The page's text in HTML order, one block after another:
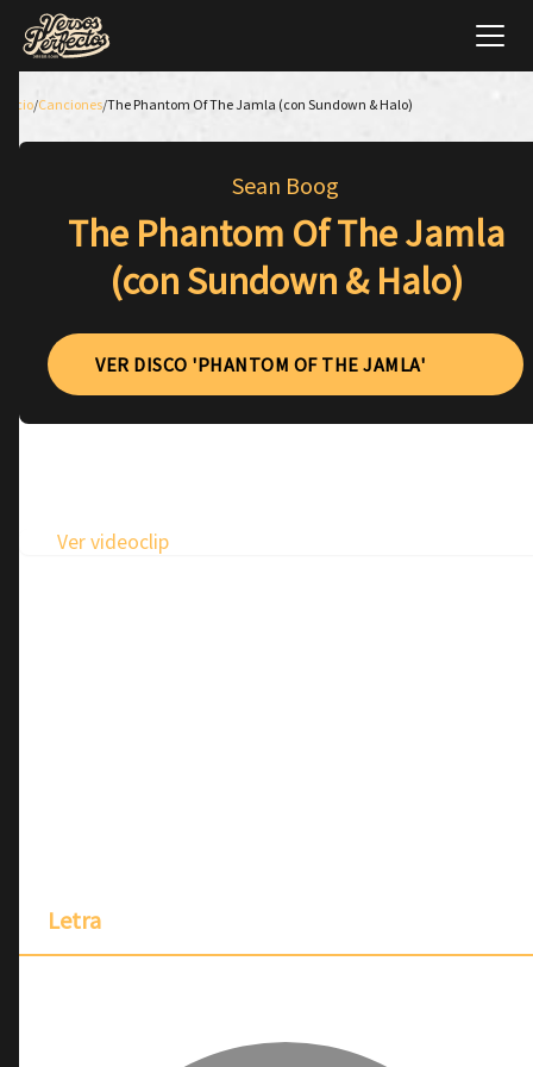
Inicio/Canciones/The Phantom Of The Jamla (con Sundown & Halo)
Sean Boog
The Phantom Of The Jamla
(con Sundown & Halo)
VER DISCO 'PHANTOM OF THE JAMLA'
Ver videoclip
Letra